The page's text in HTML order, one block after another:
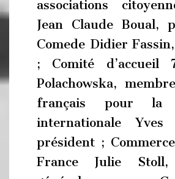
associations
Jean Claude Boual,
Comede Didier
; Comité d’accueil
Polachowska,
français pour la
internationale
président ;
France Julie Stoll,